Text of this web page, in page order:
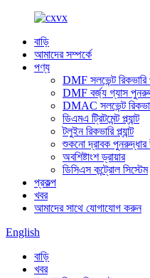
বাড়ি
আমাদের সম্পর্কে
পণ্য
DMF সলভেন্ট রিকভারি
DMF বর্জ্য গ্যাস
DMAC সলভেন্ট
ডিএমএ ট্রিটমেন্ট প্ল্যান্ট
টলুইন রিকভারি প্ল্যান্ট
শুকনো দ্রাবক পুনরুদ্ধার
অবশিষ্টাংশ ড্রায়ার
ডিসিএস কন্ট্রোল সিস্টেম
প্রকল্প
খবর
আমাদের সাথে যোগাযোগ করুন
English
বাড়ি
খবর